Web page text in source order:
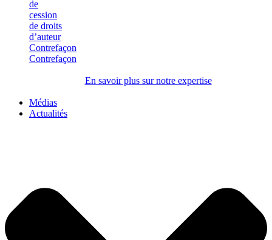
Contrefaçon
Contrefaçon
En savoir plus sur notre expertise
Médias
Actualités